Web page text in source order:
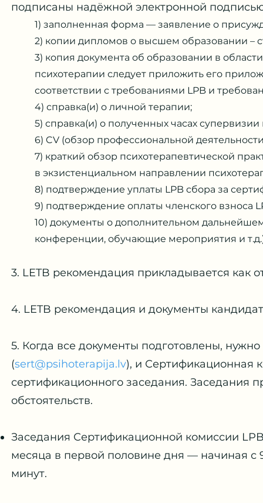
подписаны надёжной электронной
1) заполненная форма — заявление о
2) копии дипломов о высшем образовании –
3) копия документа об образовании в
психотерапии следует приложить его
соответствии с требованиями LPB и
4) справка(и) о личной терапии;
5) справка(и) о полученных часах
6) CV (обзор профессиональной
7) краткий обзор психотерапевтической
в экзистенциальном направлении
8) подтверждение уплаты LPB сбора за
9) подтверждение оплаты членского взноса
10) документы о дополнительном
конференции, обучающие мероприятия и
3. LETB рекомендация прикладывается как
4. LETB рекомендация и документы
5. Когда все документы подготовлены,
(sert@psihoterapija.lv), и Сертификационная
сертификационного заседания. Заседания
обстоятельств.
Заседания Сертификационной комиссии
месяца в первой половине дня — начиная с
минут.